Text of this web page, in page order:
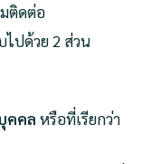
ติดต่อ
ไปด้วย 2 ส่วน
คคล หรือที่เรียกว่า